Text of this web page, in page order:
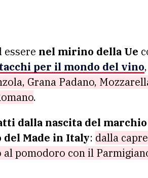
essere nel mirino della Ue
per il mondo del vino
Grana Padano,
.
dalla nascita del
Made in Italy: dalla
pomodoro con il